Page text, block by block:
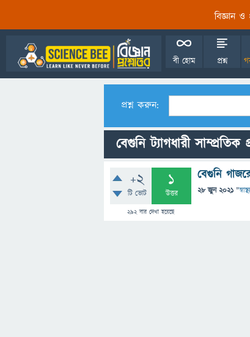
বিজ্ঞান ও
বী হোম প্রশ্ন
প্রশ্ন করুন:
বেগুনি ট্যাগধারী সাম্প্রতিক
+2
টি ভোট
1
উত্তর
292বার দেখা হয়েছে
বেগুনি
28 জুন 2021 "